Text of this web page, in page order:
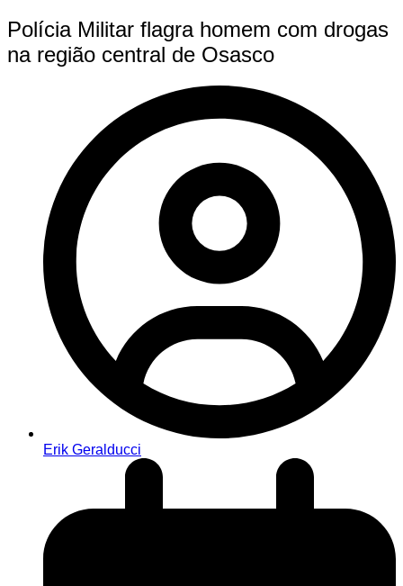
Polícia Militar flagra homem com drogas
na região central de Osasco
Erik Geralducci